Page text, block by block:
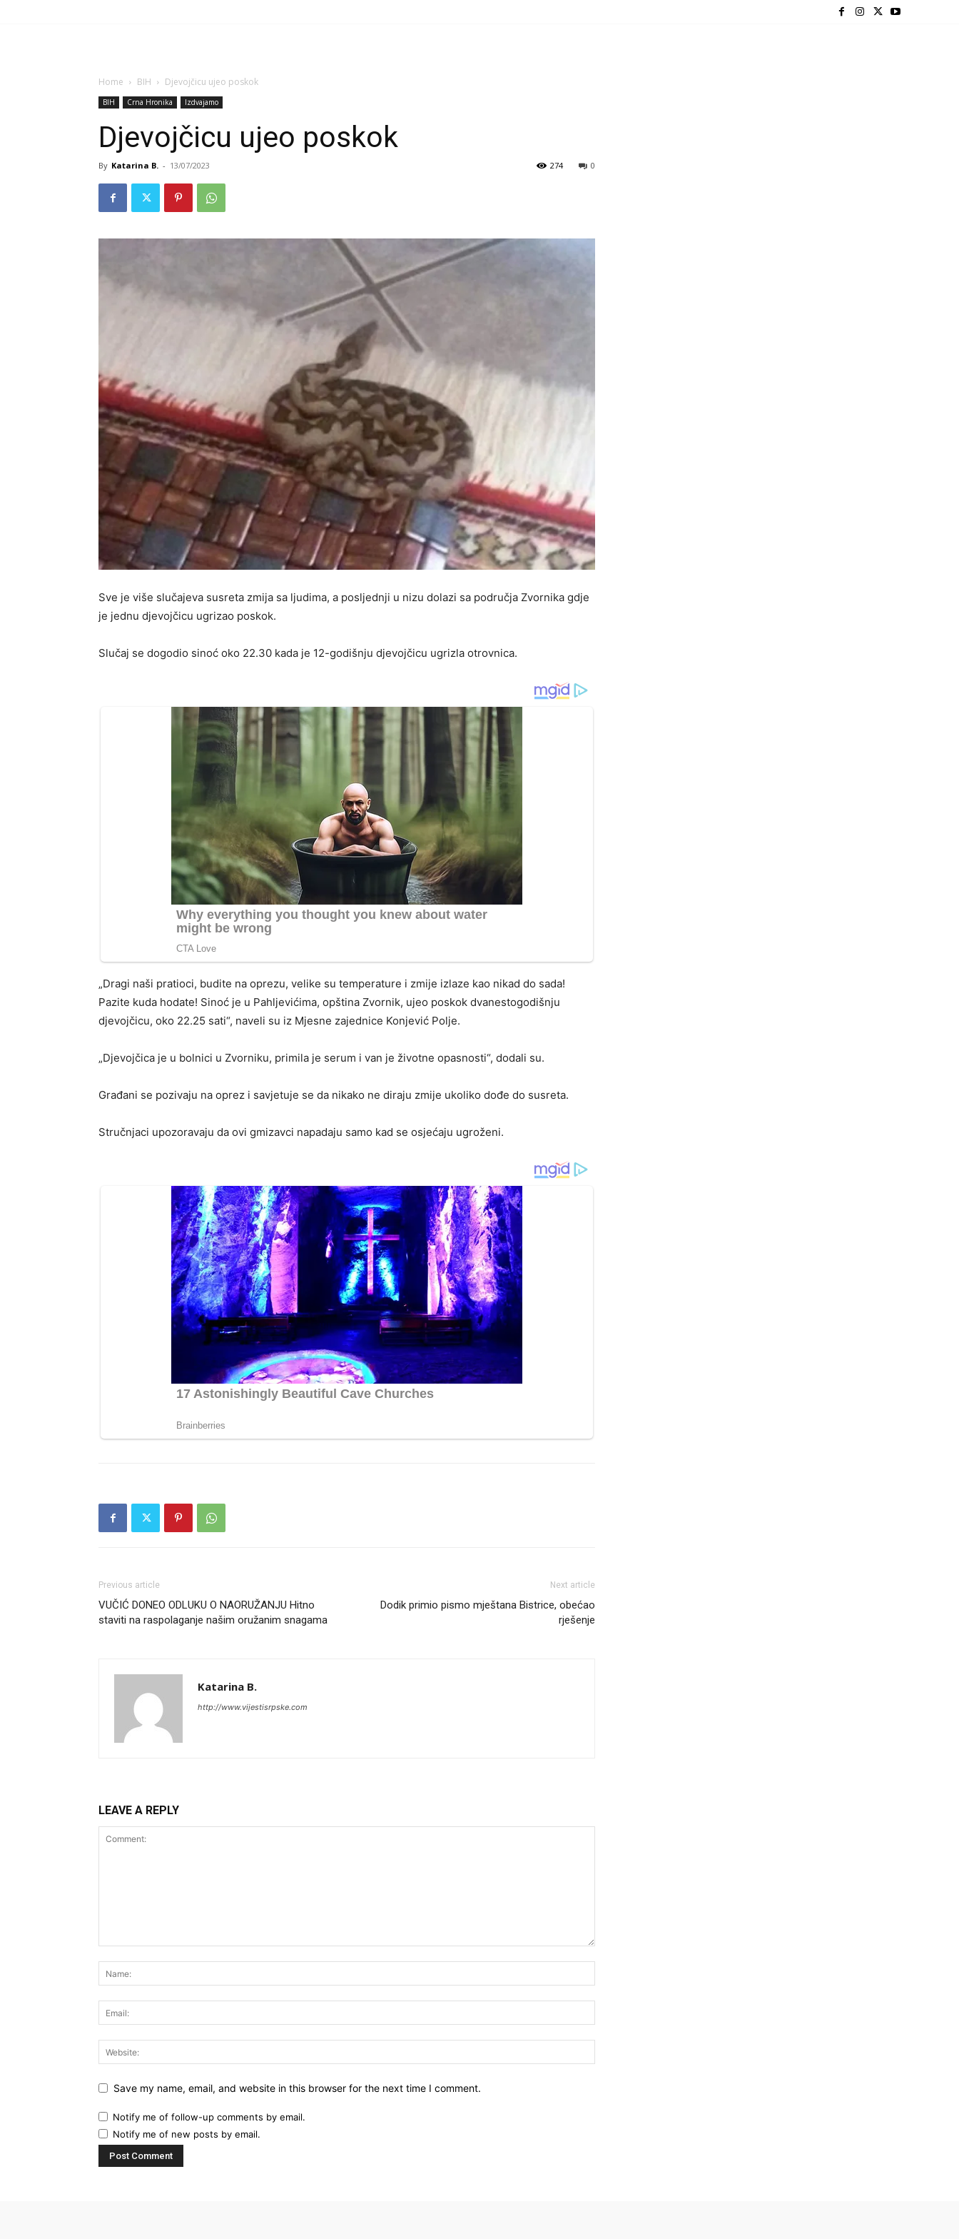
Home BIH Djevojčicu ujeo poskok
BIH Crna Hronika Izdvajamo
Djevojčicu ujeo poskok
By Katarina B. - 13/07/2023 0
274
Sve je više slučajeva susreta zmija sa ljudima, a posljednji u nizu dolazi sa područja Zvornika gdje
je jednu djevojčicu ugrizao poskok.
Slučaj se dogodio sinoć oko 22.30 kada je 12-godišnju djevojčicu ugrizla otrovnica.
„Dragi naši pratioci, budite na oprezu, velike su temperature i zmije izlaze kao nikad do sada!
Pazite kuda hodate! Sinoć je u Pahljevićima, opština Zvornik, ujeo poskok dvanestogodišnju
djevojčicu, oko 22.25 sati“, naveli su iz Mjesne zajednice Konjević Polje.
„Djevojčica je u bolnici u Zvorniku, primila je serum i van je životne opasnosti“, dodali su.
Građani se pozivaju na oprez i savjetuje se da nikako ne diraju zmije ukoliko dođe do susreta.
Stručnjaci upozoravaju da ovi gmizavci napadaju samo kad se osjećaju ugroženi.
Previous article
VUČIĆ DONEO ODLUKU O NAORUŽANJU Hitno
staviti na raspolaganje našim oružanim snagama
Next article
Dodik primio pismo mještana Bistrice, obećao
rješenje
Katarina B.
http://www.vijestisrpske.com
LEAVE A REPLY
Save my name, email, and website in this browser for the next time I comment.
Notify me of follow-up comments by email.
Notify me of new posts by email.